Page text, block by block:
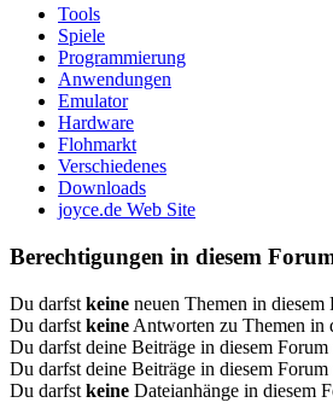
Tools
Spiele
Programmierung
Anwendungen
Emulator
Hardware
Flohmarkt
Verschiedenes
Downloads
joyce.de Web Site
Berechtigungen in diesem
Du darfst keine neuen Themen in diesem
Du darfst keine Antworten zu Themen in
Du darfst deine Beiträge in diesem Forum
Du darfst deine Beiträge in diesem Forum
Du darfst keine Dateianhänge in diesem